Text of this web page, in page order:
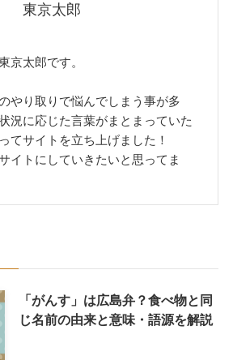
東京太郎
京太郎です。
やり取りで悩んでしまう事が多
況に応じた言葉がまとまっていた
てサイトを立ち上げました！
イトにしていきたいと思ってま
「がんす」は広島弁？食べ物と同
じ名前の由来と意味・語源を解説